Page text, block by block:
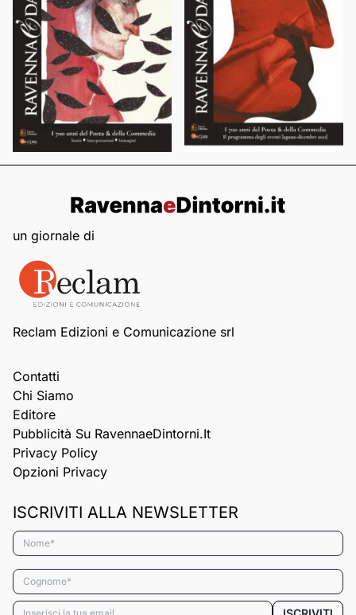
un giornale di
Reclam Edizioni e Comunicazione srl
Contatti
Chi Siamo
Editore
Pubblicità Su RavennaeDintorni.it
Privacy Policy
Opzioni Privacy
ISCRIVITI ALLA NEWSLETTER
Nome*
Cognome*
Email*